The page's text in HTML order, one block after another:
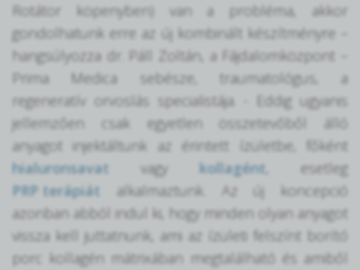
Rotátor köpenyben) van a probléma, akkor
gondolhatunk erre az új kombinált készítményre –
hangsúlyozza dr. Páll Zoltán, a Fájdalomközpont –
Prima Medica sebésze, traumatológus, a
regeneratív orvoslás specialistája. - Eddig ugyanis
jellemzően csak egyetlen összetevőből álló
anyagot injektáltunk az érintett ízületbe, főként
hialuronsavat vagy kollagént , esetleg
PRP terápiát alkalmaztunk. Az új koncepció
azonban abból indul ki, hogy minden olyan anyagot
vissza kell juttatnunk, ami az ízületi felszínt borító
porc kollagén mátrixában megtalálható és amiből